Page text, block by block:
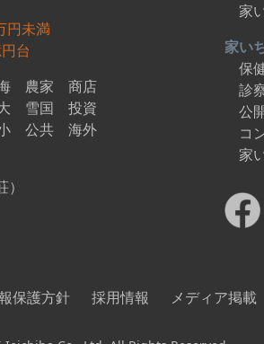
円未満
台
農家
商店
雪国
投資
公共
海外
家
家い
保
診
公
コ
家
保護方針 採用情報 メディア掲載